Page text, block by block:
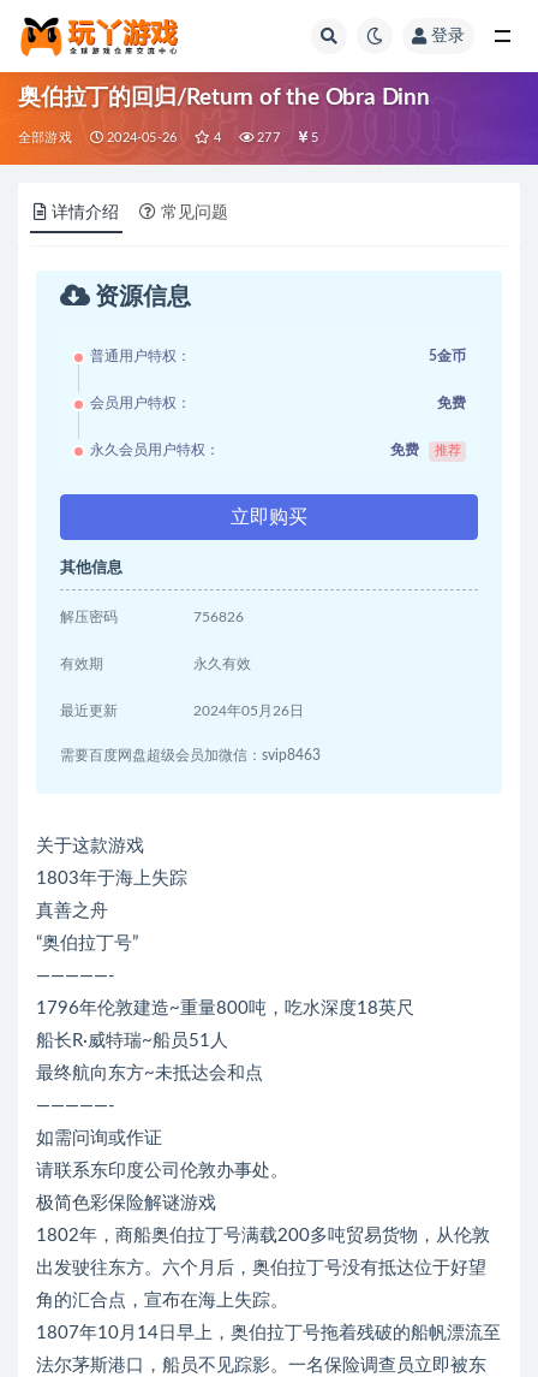
登录
奥伯拉丁的回归/Return of the Obra Dinn
全部游戏 2024-05-26 4 277 5
详情介绍 常见问题
资源信息
普通用户特权： 5金币
会员用户特权： 免费
永久会员用户特权： 免费 推荐
立即购买
其他信息
解压密码 756826
有效期 永久有效
最近更新 2024年05月26日
需要百度网盘超级会员加微信：svip8463
关于这款游戏
1803年于海上失踪
真善之舟
“奥伯拉丁号”
—————-
1796年伦敦建造~重量800吨，吃水深度18英尺
船长R·威特瑞~船员51人
最终航向东方~未抵达会和点
—————-
如需问询或作证
请联系东印度公司伦敦办事处。
极简色彩保险解谜游戏
1802年，商船奥伯拉丁号满载200多吨贸易货物，从伦敦
出发驶往东方。六个月后，奥伯拉丁号没有抵达位于好望
角的汇合点，宣布在海上失踪。
1807年10月14日早上，奥伯拉丁号拖着残破的船帆漂流至
法尔茅斯港口，船员不见踪影。一名保险调查员立即被东